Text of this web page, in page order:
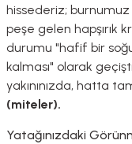
hissederiz; burnumuz
peşe gelen hapşırık
durumu "hafif bir
kalması" olarak
yakınınızda, hatta
(miteler).
Yatağınızdaki